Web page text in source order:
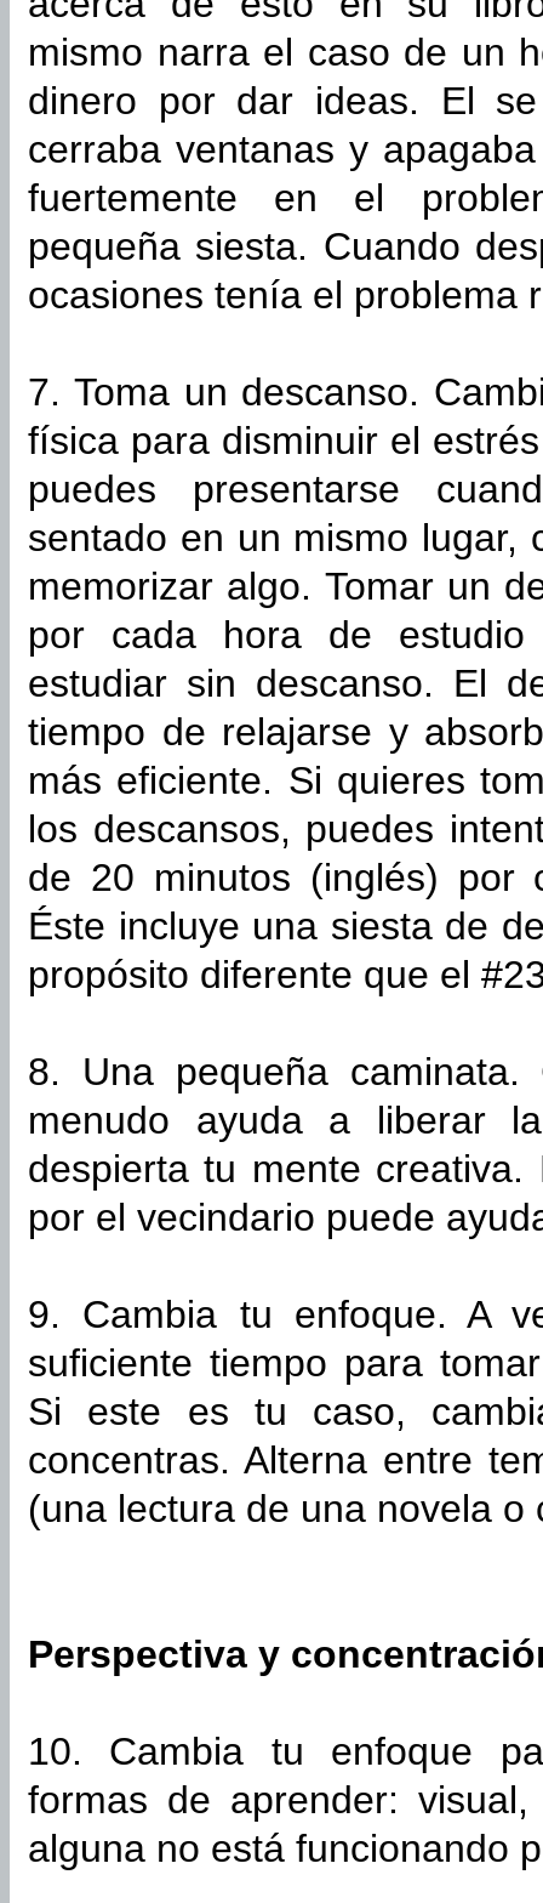
mismo narra el caso de un
dinero por dar ideas. El
cerraba ventanas y
fuertemente en el
pequeña siesta. Cuando
ocasiones tenía el problema
7. Toma un descanso.
física para disminuir el
puedes presentarse
sentado en un mismo lugar,
memorizar algo. Tomar un
por cada hora de
estudiar sin descanso. El
tiempo de relajarse y
más eficiente. Si quieres
los descansos, puedes
de 20 minutos (inglés) por
Éste incluye una siesta de
propósito diferente que el
8. Una pequeña
menudo ayuda a liberar
despierta tu mente
por el vecindario puede
9. Cambia tu enfoque. A
suficiente tiempo para
Si este es tu caso,
concentras. Alterna entre
(una lectura de una novela
Perspectiva y
10. Cambia tu enfoque
formas de aprender:
alguna no está funcionando